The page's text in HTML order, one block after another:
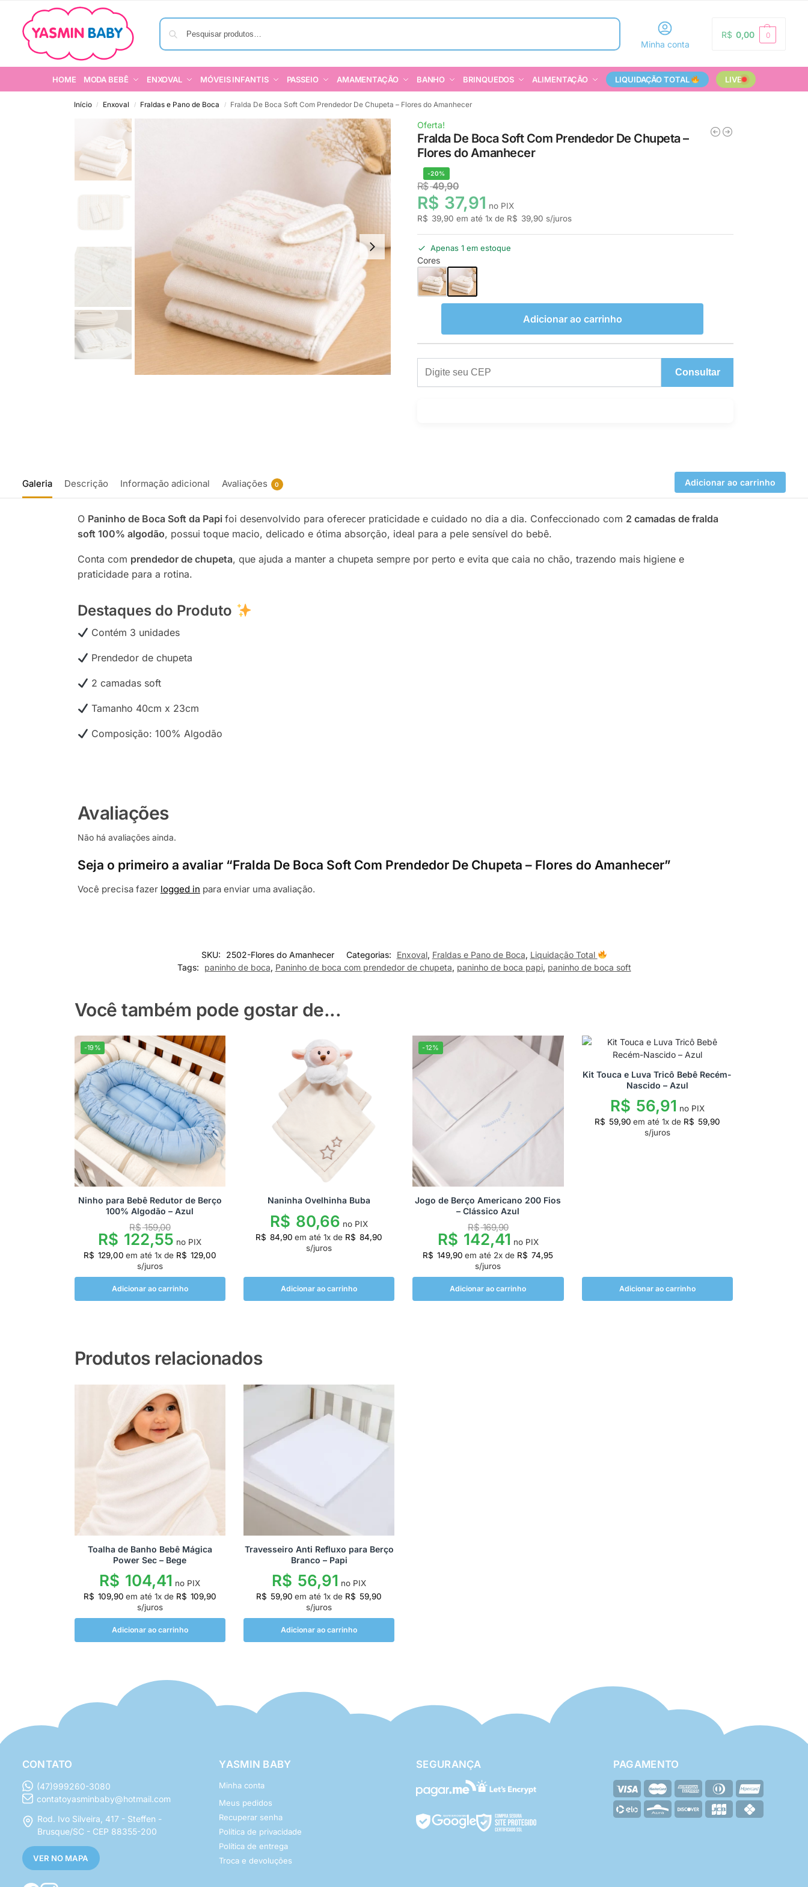
Pesquisar
Minha conta
R$ 0,00 0
HOME MODA BEBÊ ENXOVAL MÓVEIS INFANTIS PASSEIO AMAMENTAÇÃO BANHO BRINQUEDOS ALIMENTAÇÃO LIQUIDAÇÃO TOTAL LIVE
Início / Enxoval / Fraldas e Pano de Boca / Fralda De Boca Soft Com Prendedor De Chupeta – Flores do Amanhecer
Oferta!
Fralda De Boca Soft Com Prendedor De Chupeta –
Flores do Amanhecer
-20%
R$49,90
R$ 37,91 no PIX
R$ 39,90 em até 1x de R$ 39,90 s/juros
Apenas 1 em estoque
Cores
Adicionar ao carrinho
Consultar
Galeria Descrição Informação adicional Avaliações 0 Adicionar ao carrinho
O Paninho de Boca Soft da Papi foi desenvolvido para oferecer praticidade e cuidado no dia a dia. Confeccionado com 2 camadas de fralda
soft 100% algodão, possui toque macio, delicado e ótima absorção, ideal para a pele sensível do bebê.
Conta com prendedor de chupeta, que ajuda a manter a chupeta sempre por perto e evita que caia no chão, trazendo mais higiene e
praticidade para a rotina.
Destaques do Produto
Contém 3 unidades
Prendedor de chupeta
2 camadas soft
Tamanho 40cm x 23cm
Composição: 100% Algodão
Avaliações
Não há avaliações ainda.
Seja o primeiro a avaliar “Fralda De Boca Soft Com Prendedor De Chupeta – Flores do Amanhecer”
Você precisa fazer logged in para enviar uma avaliação.
SKU: 2502-Flores do Amanhecer Categorias: Enxoval, Fraldas e Pano de Boca, Liquidação Total
Tags:
paninho de boca, Paninho de boca com prendedor de chupeta, paninho de boca papi, paninho de boca soft
Você também pode gostar de...
-19%
Ninho para Bebê Redutor de Berço
100% Algodão – Azul
R$159,00
R$ 122,55 no PIX
R$ 129,00 em até 1x de R$ 129,00
s/juros
Adicionar ao carrinho
Naninha Ovelhinha Buba
R$ 80,66 no PIX
R$ 84,90 em até1x de R$ 84,90
s/juros
Adicionar ao carrinho
-12%
Jogo de Berço Americano 200 Fios
– Clássico Azul
R$169,90
R$ 142,41 no PIX
R$ 149,90 em até 2x de R$ 74,95
s/juros
Adicionar ao carrinho
Kit Touca e Luva Tricô Bebê Recém-
Nascido – Azul
R$ 56,91 no PIX
R$ 59,90 em até 1x de R$ 59,90
s/juros
Adicionar ao carrinho
Produtos relacionados
Toalha de Banho Bebê Mágica
Power Sec – Bege
R$ 104,41 no PIX
R$ 109,90 em até 1x de R$ 109,90
s/juros
Adicionar ao carrinho
Travesseiro Anti Refluxo para Berço
Branco – Papi
R$ 56,91 no PIX
R$ 59,90 em até1x de R$ 59,90
s/juros
Adicionar ao carrinho
CONTATO
(47)999260-3080
contatoyasminbaby@hotmail.com
Rod. Ivo Silveira, 417 - Steffen -
Brusque/SC - CEP 88355-200
VER NO MAPA
YASMIN BABY
Minha conta
Meus pedidos
Recuperar senha
Política de privacidade
Política de entrega
Troca e devoluções
SEGURANÇA PAGAMENTO